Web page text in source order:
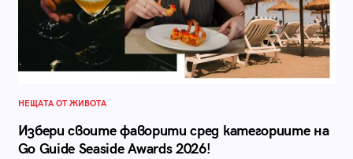
НЕЩАТА ОТ ЖИВОТА
Избери своите фаворити сред категориите на
Go Guide Seaside Awards 2026!